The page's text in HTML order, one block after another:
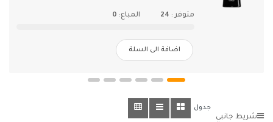
متوفر : 24 المباع: 0
اضافة الى السلة
شريط جانبي
جدول